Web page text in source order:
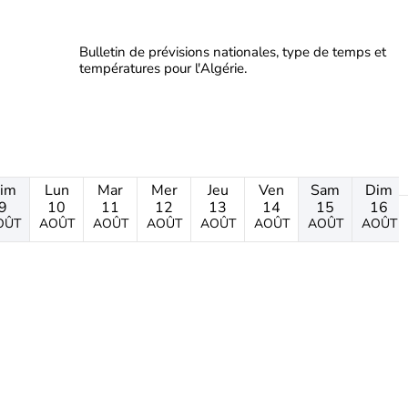
Bulletin de prévisions nationales, type de temps et
températures pour l'Algérie.
Lun
10
AOÛT
Mar
11
AOÛT
Mer
12
AOÛT
Jeu
13
AOÛT
Ven
14
AOÛT
Sam
15
AOÛT
Dim
16
AOÛT